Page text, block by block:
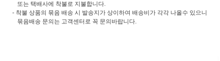
또는 택배사에 착불로 지불합니다.
- 착불 상품의 묶음 배송 시 발송지가 상이하여 배송비가 각각 나올수 있으니
묶음배송 문의는 고객센터로 꼭 문의바랍니다.